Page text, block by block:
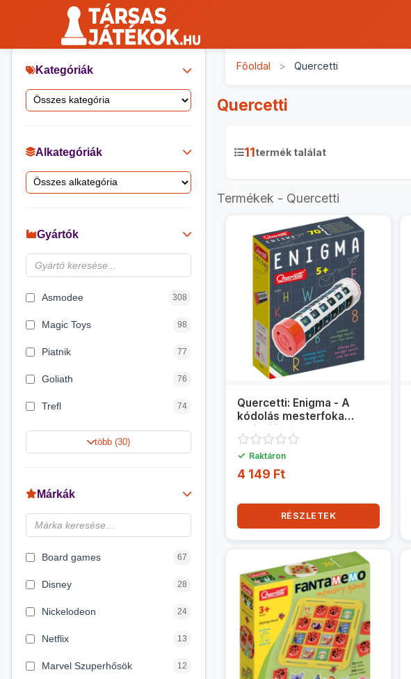
Kategóriák
Alkategóriák
Gyártók
Asmodee 308
Magic Toys 98
Piatnik 77
Goliath 76
Trefl 74
Keller&Mayer 60
Spin Master
Delta Vision 28
több (30)
Márkák
Board games 67
Disney 28
Nickelodeon 24
Netflix 13
Marvel Szuperhősök 12
Főoldal > Quercetti
Quercetti
11termék találat
Termékek - Quercetti
Quercetti: Enigma - A
kódolás mesterfoka
logikai játék
✓ Raktáron
4 149 Ft
RÉSZLETEK